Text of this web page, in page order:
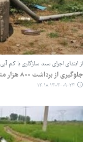
از ابتدای اجرای سند سازگاری با کم آبی
جلوگیری از برداشت ۸۰۰ هزار مترمکعب آب از چاه‌های غیرمجاز خراسان جنوبی
۱۴۰۴-۰۹-۲۴ ۱۴:۱۸